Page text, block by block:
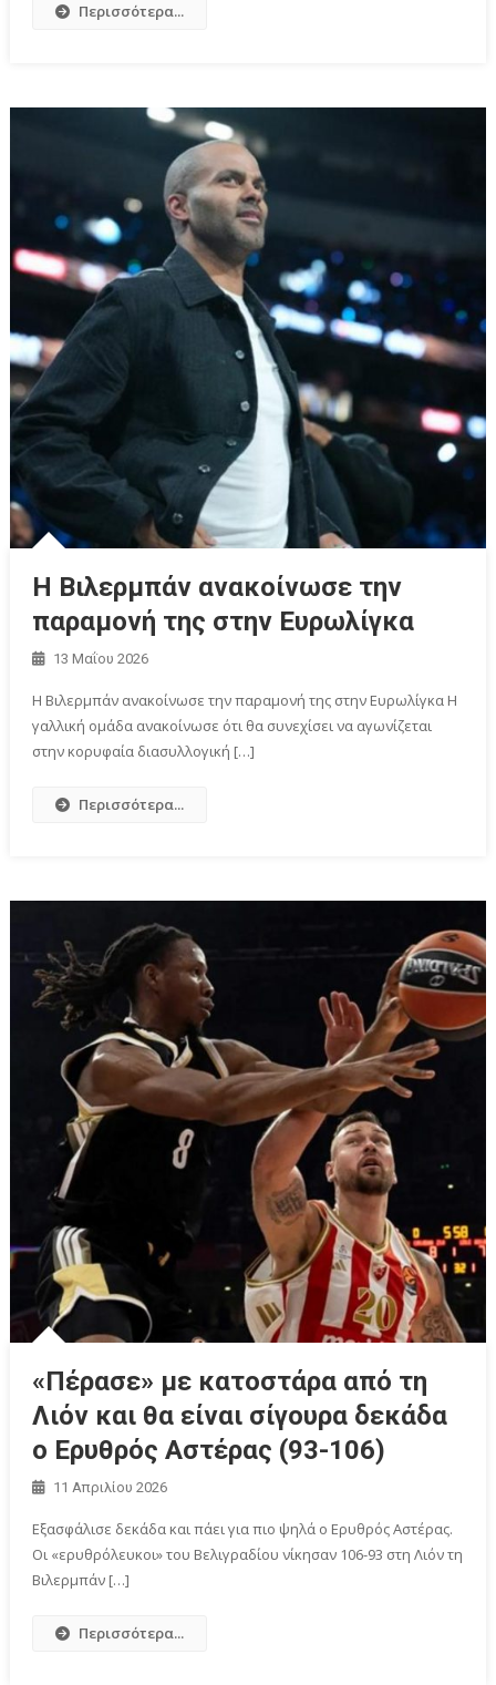
Περισσότερα...
Η Βιλερμπάν ανακοίνωσε την
παραμονή της στην Ευρωλίγκα
13 Μαΐου 2026
Η Βιλερμπάν ανακοίνωσε την παραμονή της στην Ευρωλίγκα Η
γαλλική ομάδα ανακοίνωσε ότι θα συνεχίσει να αγωνίζεται
στην κορυφαία διασυλλογική […]
Περισσότερα...
«Πέρασε» με κατοστάρα από τη
Λιόν και θα είναι σίγουρα δεκάδα
ο Ερυθρός Αστέρας (93-106)
11 Απριλίου 2026
Εξασφάλισε δεκάδα και πάει για πιο ψηλά ο Ερυθρός Αστέρας.
Οι «ερυθρόλευκοι» του Βελιγραδίου νίκησαν 106-93 στη Λιόν τη
Βιλερμπάν […]
Περισσότερα...